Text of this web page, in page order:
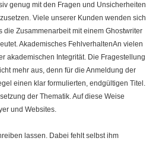
genug mit den Fragen und Unsicherheiten
Viele unserer Kunden wenden sich
die Zusammenarbeit mit einem Ghostwriter
Akademisches FehlverhaltenAn vielen
akademischen Integrität. Die Fragestellung
mehr aus, denn für die Anmeldung der
einen klar formulierten, endgültigen Titel.
der Thematik. Auf diese Weise
und Websites.
lassen. Dabei fehlt selbst ihm